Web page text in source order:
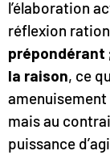
l’élaboration
réflexion
prépondérant
la raison, ce
mais au
puissance